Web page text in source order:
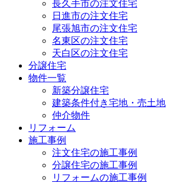
長久手市の注文住宅
日進市の注文住宅
尾張旭市の注文住宅
名東区の注文住宅
天白区の注文住宅
分譲住宅
物件一覧
新築分譲住宅
建築条件付き宅地・売土地
仲介物件
リフォーム
施工事例
注文住宅の施工事例
分譲住宅の施工事例
リフォームの施工事例